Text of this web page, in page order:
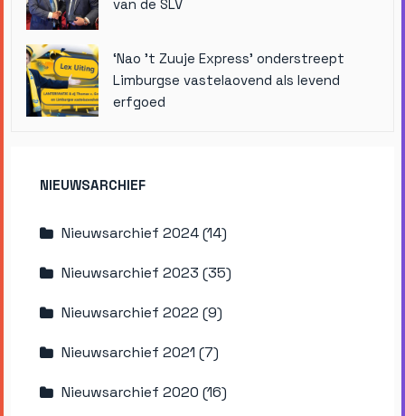
van de SLV
‘Nao ’t Zuuje Express’ onderstreept
Limburgse vastelaovend als levend
erfgoed
NIEUWSARCHIEF
Nieuwsarchief 2024 (14)
Nieuwsarchief 2023 (35)
Nieuwsarchief 2022 (9)
Nieuwsarchief 2021 (7)
Nieuwsarchief 2020 (16)